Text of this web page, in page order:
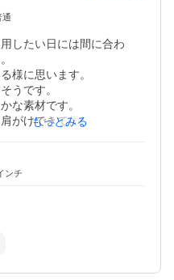
通
したい日には間に合わ
様に思います。
うです。
な素材です。
がけできて便利かと思い
良かったです。
もっとみる
ンチ